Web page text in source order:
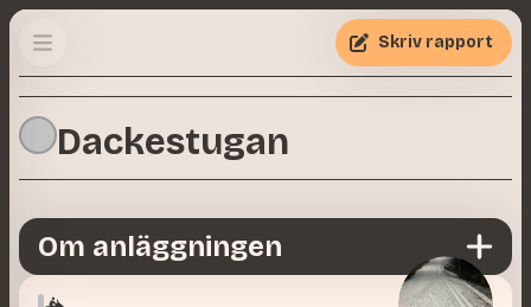
Dackestugan
Skriv rapport
Om anläggningen